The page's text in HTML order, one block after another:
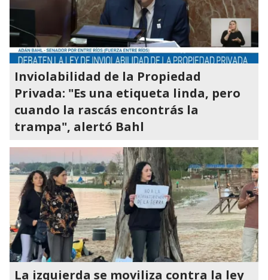
Inviolabilidad de la Propiedad
Privada: "Es una etiqueta linda, pero
cuando la rascás encontrás la
trampa", alertó Bahl
La izquierda se moviliza contra la ley